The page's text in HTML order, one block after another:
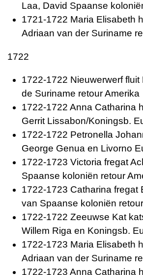
Laa, David Spaanse
1721-1722 Maria Elisabeth
Adriaan van der Suriname
1722
1722-1722 Nieuwerwerf fluit
de Suriname retour Amerika
1722-1722 Anna Catharina
Gerrit Lissabon/Koningsb.
1722-1722 Petronella
George Genua en Livorno
1722-1723 Victoria fregat
Spaanse koloniën retour
1722-1723 Catharina fregat
van Spaanse koloniën
1722-1722 Zeeuwse Kat
Willem Riga en Koningsb.
1722-1723 Maria Elisabeth
Adriaan van der Suriname
1722-1723 Anna Catharina